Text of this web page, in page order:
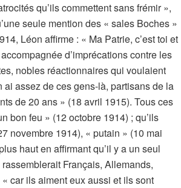
qu’ils commettent sans frémir »,
seule mention des « sales Boches »
Léon affirme : « Ma Patrie, c’est toi et
d’imprécations contre les
nobles réactionnaires qui voulaient
ai assez de ces gens-là, partisans de la
de 20 ans » (18 avril 1915). Tous ces
bon feu » (12 octobre 1914) ; qu’ils
novembre 1914), « putain » (10 mai
haut en affirmant qu’il y a un seul
Français, Allemands,
car ils aiment eux aussi et ils sont